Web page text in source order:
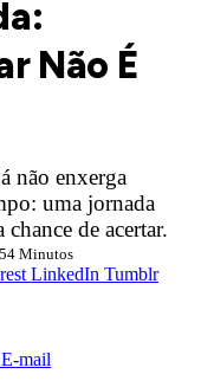
Não É
não enxerga
uma jornada
de acertar.
4 Minutos
LinkedIn Tumblr
E-mail